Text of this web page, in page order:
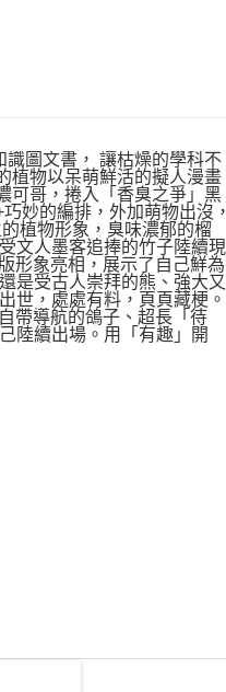
識圖文書， 讓枯燥的學科不
植物以呆萌鮮活的擬人漫畫
可哥，捲入「香臭之爭」黑
妙的編排，外加萌物出沒，
植物形象，臭味濃郁的榴
文人墨客追捧的竹子陸續現
形象亮相，展示了自己鮮為
是受古人崇拜的熊、強大又
世，處處有料，頁頁藏梗。
帶導航的鴿子、超長「待
陸續出場。用「有趣」開